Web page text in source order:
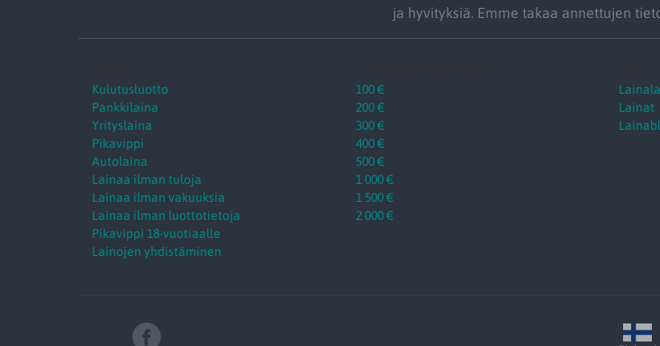
ja hyvityksiä. Emme takaa annettujen
Kulutusluotto
Pankkilaina
Yrityslaina
Pikavippi
Autolaina
Lainaa ilman tuloja
Lainaa ilman vakuuksia
Lainaa ilman luottotietoja
Pikavippi 18-vuotiaalle
Lainojen yhdistäminen
100 €
200 €
300 €
400 €
500 €
1 000 €
1 500 €
2 000 €
Lainat